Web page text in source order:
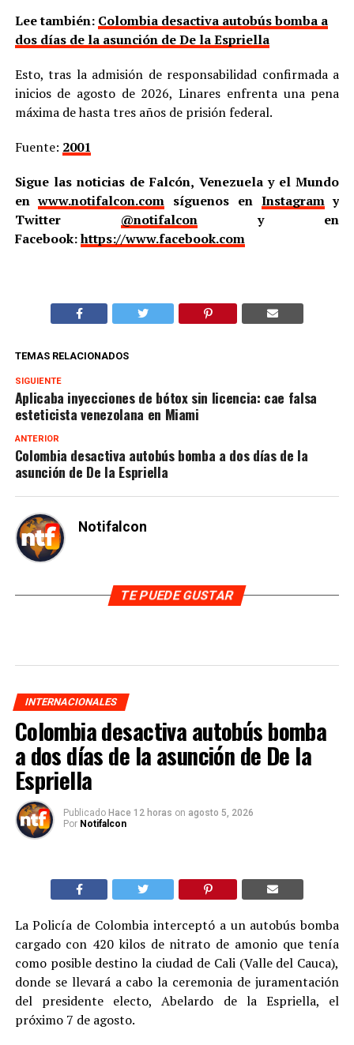
Lee también: Colombia desactiva autobús bomba a
dos días de la asunción de De la Espriella
Esto, tras la admisión de responsabilidad confirmada a
inicios de agosto de 2026, Linares enfrenta una pena
máxima de hasta tres años de prisión federal.
Fuente: 2001
Sigue las noticias de Falcón, Venezuela y el Mundo
enwww.notifalcon.com síguenos en Instagramy
Twitter @notifalcony en
Facebook:https://www.facebook.com
TEMAS RELACIONADOS
SIGUIENTE
Aplicaba inyecciones de bótox sin licencia: cae falsa
esteticista venezolana en Miami
ANTERIOR
Colombia desactiva autobús bomba a dos días de la
asunción de De la Espriella
Notifalcon
TE PUEDE GUSTAR
INTERNACIONALES
Colombia desactiva autobús bomba
a dos días de la asunción de De la
Espriella
Publicado Hace 12 horas on agosto 5, 2026
Por Notifalcon
La Policía de Colombia interceptó a un autobús bomba
cargado con 420 kilos de nitrato de amonio que tenía
como posible destino la ciudad de Cali (Valle del Cauca),
donde se llevará a cabo la ceremonia de juramentación
del presidente electo, Abelardo de la Espriella, el
próximo 7 de agosto.